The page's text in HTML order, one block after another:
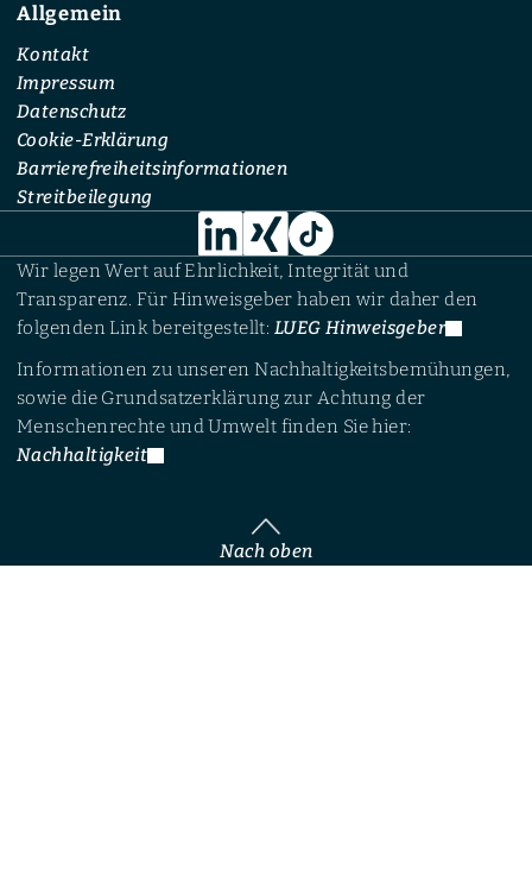
Allgemein
Kontakt
Impressum
Datenschutz
Cookie-Erklärung
Barrierefreiheitsinformationen
Streitbeilegung
Wir legen Wert auf Ehrlichkeit, Integrität und
Transparenz. Für Hinweisgeber haben wir daher den
folgenden Link bereitgestellt: LUEG Hinweisgeber
Informationen zu unseren Nachhaltigkeitsbemühungen,
sowie die Grundsatzerklärung zur Achtung der
Menschenrechte und Umwelt finden Sie hier:
Nachhaltigkeit
Nach oben